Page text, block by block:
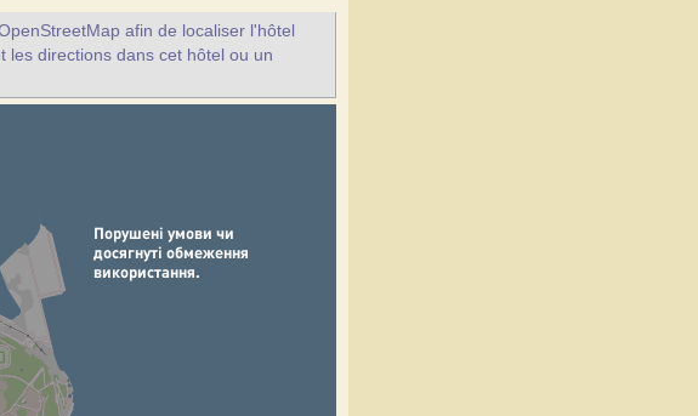
afin de localiser l'hôtel
les directions dans cet hôtel ou un